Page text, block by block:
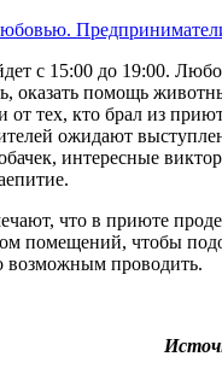
с 15:00 до 19:00.
оказать помощь
от тех, кто брал из
ожидают
интересные
что в приюте
помещений, чтобы
возможным проводить.